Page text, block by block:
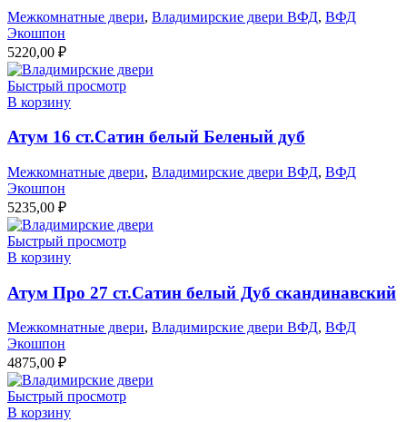
Межкомнатные двери, Владимирские двери ВФД, ВФД
Экошпон
5220,00 ₽
Быстрый просмотр
В корзину
Атум 16 ст.Сатин белый Беленый дуб
Межкомнатные двери, Владимирские двери ВФД, ВФД
Экошпон
5235,00 ₽
Быстрый просмотр
В корзину
Атум Про 27 ст.Сатин белый Дуб скандинавский
Межкомнатные двери, Владимирские двери ВФД, ВФД
Экошпон
4875,00 ₽
Быстрый просмотр
В корзину